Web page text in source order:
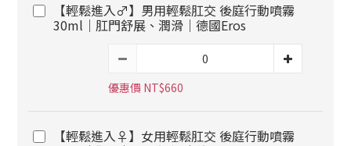
【輕鬆進入♂️】男用輕鬆肛交 後庭行動噴霧
30ml｜肛門舒展、潤滑｜德國Eros
優惠價 NT$660
【輕鬆進入♀️】女用輕鬆肛交 後庭行動噴霧